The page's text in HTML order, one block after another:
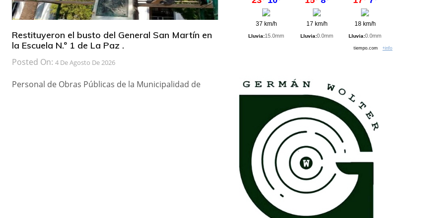
Restituyeron el busto del General San Martín en
la Escuela N.º 1 de La Paz .
Posted On: 4 De Agosto De 2026
Personal de Obras Públicas de la Municipalidad de
37 km/h
Lluvia:15.0mm
17 km/h
Lluvia:0.0mm
18 km/h
Lluvia:0.0mm
tiempo.com+info